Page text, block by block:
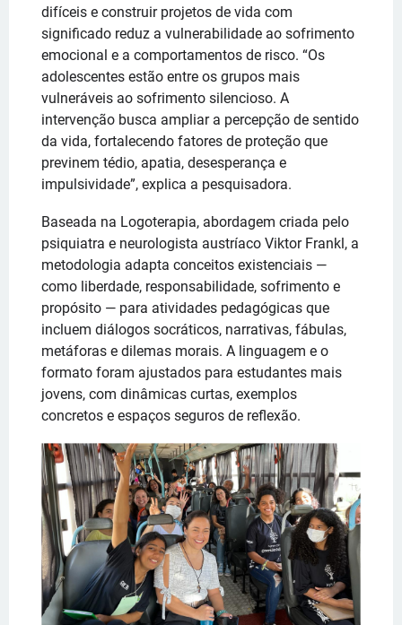
difíceis e construir projetos de vida com
significado reduz a vulnerabilidade ao sofrimento
emocional e a comportamentos de risco. “Os
adolescentes estão entre os grupos mais
vulneráveis ao sofrimento silencioso. A
intervenção busca ampliar a percepção de sentido
da vida, fortalecendo fatores de proteção que
previnem tédio, apatia, desesperança e
impulsividade”, explica a pesquisadora.
Baseada na Logoterapia, abordagem criada pelo
psiquiatra e neurologista austríaco Viktor Frankl, a
metodologia adapta conceitos existenciais —
como liberdade, responsabilidade, sofrimento e
propósito — para atividades pedagógicas que
incluem diálogos socráticos, narrativas, fábulas,
metáforas e dilemas morais. A linguagem e o
formato foram ajustados para estudantes mais
jovens, com dinâmicas curtas, exemplos
concretos e espaços seguros de reflexão.